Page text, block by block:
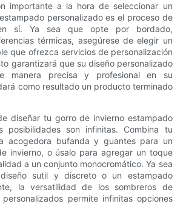
importante a la hora de seleccionar un
personalizado es el proceso de
en sí. Ya sea que opte por bordado,
térmicas, asegúrese de elegir un
que ofrezca servicios de personalización
garantizará que su diseño personalizado
manera precisa y profesional en su
como resultado un producto terminado
diseñar tu gorro de invierno estampado
posibilidades son infinitas. Combina tu
acogedora bufanda y guantes para un
invierno, o úsalo para agregar un toque
a un conjunto monocromático. Ya sea
sutil y discreto o un estampado
la versatilidad de los sombreros de
personalizados permite infinitas opciones